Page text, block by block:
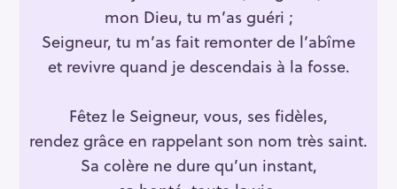
mon Dieu, tu m’as guéri ;
Seigneur, tu m’as fait remonter de l’abîme
et revivre quand je descendais à la fosse.
Fêtez le Seigneur, vous, ses fidèles,
rendez grâce en rappelant son nom très saint.
Sa colère ne dure qu’un instant,